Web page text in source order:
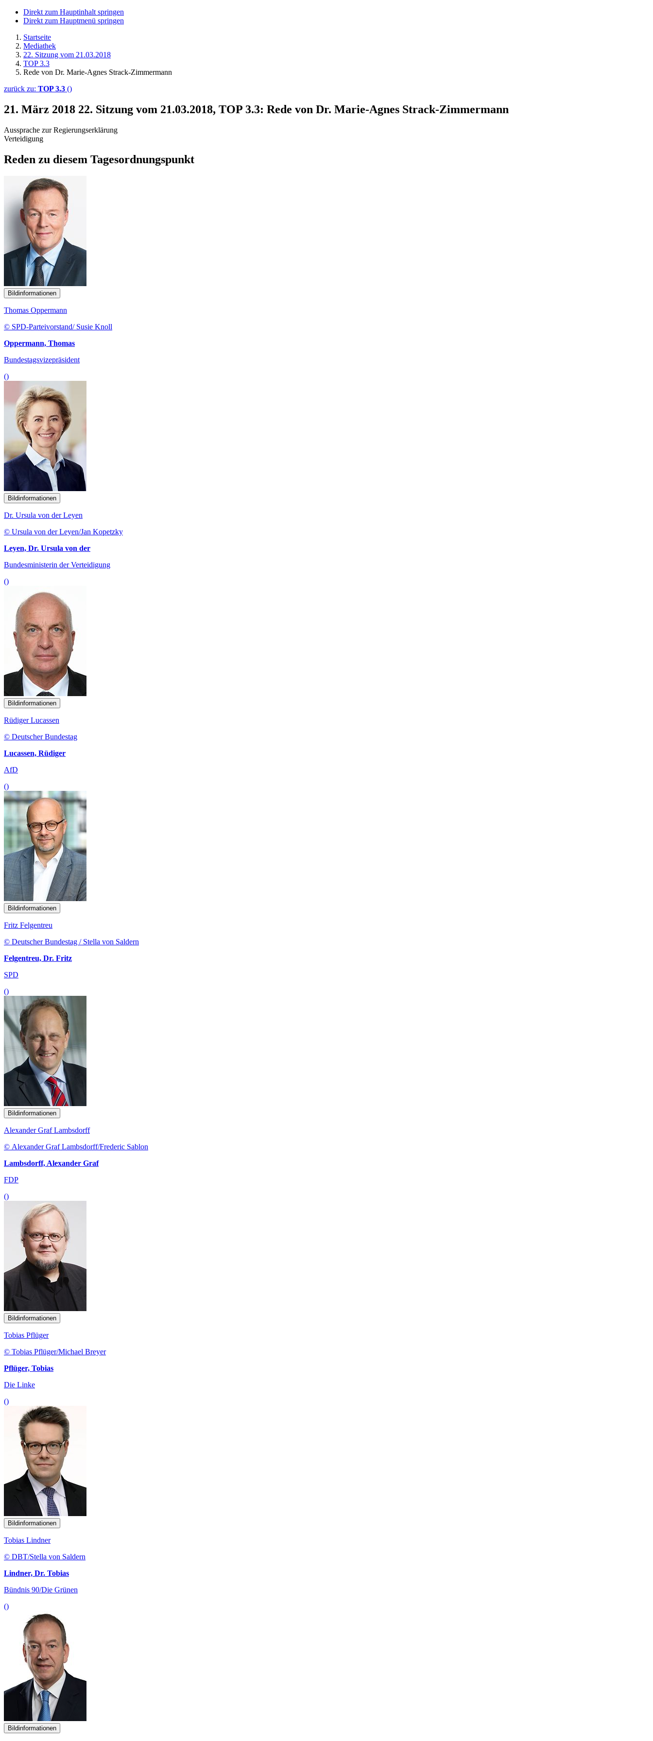
Direkt zum Hauptinhalt springen
Direkt zum Hauptmenü springen
Startseite
Mediathek
22. Sitzung vom 21.03.2018
TOP 3.3
Rede von Dr. Marie-Agnes Strack-Zimmermann
zurück zu: TOP 3.3 ()
21. März 2018 22. Sitzung vom 21.03.2018, TOP 3.3: Rede von Dr. Marie-Agnes Strack-Zimmermann
Aussprache zur Regierungserklärung
Verteidigung
Reden zu diesem Tagesordnungspunkt
Bildinformationen
Thomas Oppermann
© SPD-Parteivorstand/ Susie Knoll
Oppermann, Thomas
Bundestagsvizepräsident
()
Bildinformationen
Dr. Ursula von der Leyen
© Ursula von der Leyen/Jan Kopetzky
Leyen, Dr. Ursula von der
Bundesministerin der Verteidigung
()
Bildinformationen
Rüdiger Lucassen
© Deutscher Bundestag
Lucassen, Rüdiger
AfD
()
Bildinformationen
Fritz Felgentreu
© Deutscher Bundestag / Stella von Saldern
Felgentreu, Dr. Fritz
SPD
()
Bildinformationen
Alexander Graf Lambsdorff
© Alexander Graf Lambsdorff/Frederic Sablon
Lambsdorff, Alexander Graf
FDP
()
Bildinformationen
Tobias Pflüger
© Tobias Pflüger/Michael Breyer
Pflüger, Tobias
Die Linke
()
Bildinformationen
Tobias Lindner
© DBT/Stella von Saldern
Lindner, Dr. Tobias
Bündnis 90/Die Grünen
()
Bildinformationen